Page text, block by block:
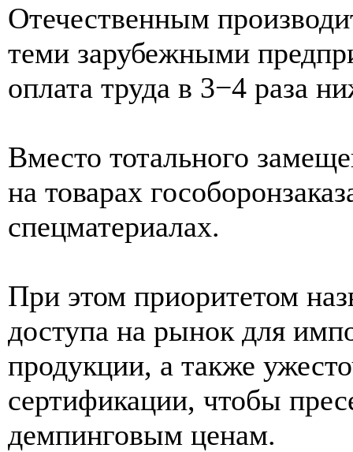
Отечественным
теми зарубежными
оплата труда в 3−4 раза
Вместо тотального
на товарах
спецматериалах.
При этом приоритетом
доступа на рынок для
продукции, а также
сертификации, чтобы
демпинговым ценам.